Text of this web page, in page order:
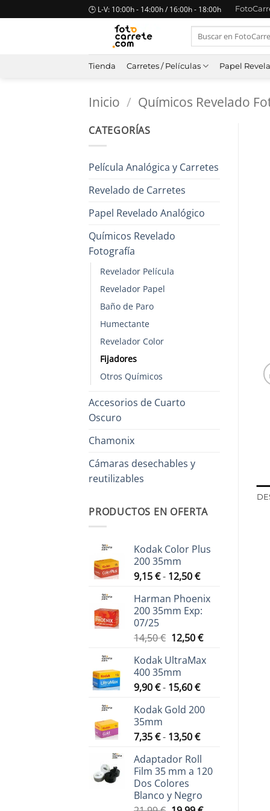
al
🕒 L-V: 10:00h - 14:00h / 16:00h - 18:00h
Buscar
Tienda Carretes / Películas Papel
Inicio / Químicos Revelado
CATEGORÍAS
Película Analógica y Carretes
Revelado de Carretes
Papel Revelado Analógico
Químicos Revelado
Fotografía
Revelador Película
Revelador Papel
Baño de Paro
Humectante
Revelador Color
Fijadores
Otros Químicos
Accesorios de Cuarto
Oscuro
Chamonix
Cámaras desechables y
reutilizables
PRODUCTOS EN OFERTA
Kodak Color Plus
200 35mm
9,15€- 12,50€Rango
precios:
desde
hasta
Harman Phoenix
200 35mm Exp:
07/25
14,50€ El
original
era:
14,50 €.
12,50€El
actual
Kodak UltraMax
400 35mm
9,90€- 15,60€Rango
precios:
9,90 €
15,60 €
Kodak Gold 200
35mm
7,35€- 13,50€Rango
precios:
desde
hasta
Adaptador Roll
Film 35 mm a 120
Dos Colores
Blanco y Negro